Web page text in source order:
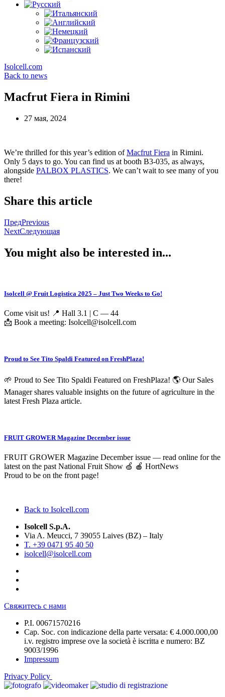
Isolcell.com
Back to news
Macfrut Fiera in Rimini
27 мая, 2024
We’re thrilled for this year’s edition ofMacfrut Fiera in Rimini.
Only 5 days to go. You can find us at booth B3-035, as always,
alongside PALBOX PLASTICS. We can’t wait to see many of you
there!
Share this article
ПредPrevious
NextСледующая
You might also be interested in...
Isolcell @ Fruit Logistica 2025 – Just Two Weeks to Go!
Come visit us! 📍 Hall 3.1 | C — 44
📩 Book a meeting: Isolcell@isolcell.com
Proud to See Tito Spaldi Featured on FreshPlaza!
🌱 Proud to See Tito Spaldi Featured on FreshPlaza! 🌎 Our Sales
Manager shares valuable insights on the future of agriculture in the
latest Fresh Plaza article.
FRUIT GROWER Magazine December issue
FRUIT GROWER Magazine December issue — read online for the
latest on the past National Fruit Show 🍏 🍎 HortNews
Proud to be on the front page!
Back to Isolcell.com
Isolcell S.p.A.
Via A. Meucci, 7 39055 Laives (BZ) – Italy
T. +39 0471 95 40 50
isolcell@isolcell.com
Свяжитесь с нами
P.I. 00671570216
Cap. Soc. con indicazione della parte versata: € 4.000.000,00
i.v. registro imprese ove la società è iscritta e numero: BZ
9003/1996
Impressum
Privacy Policy